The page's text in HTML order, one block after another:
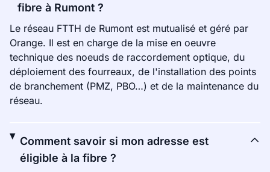
fibre à Rumont ?
Le réseau FTTH de Rumont est mutualisé et géré par
Orange. Il est en charge de la mise en oeuvre
technique des noeuds de raccordement optique, du
déploiement des fourreaux, de l'installation des points
de branchement (PMZ, PBO…) et de la maintenance du
réseau.
Comment savoir si mon adresse est
éligible à la fibre ?